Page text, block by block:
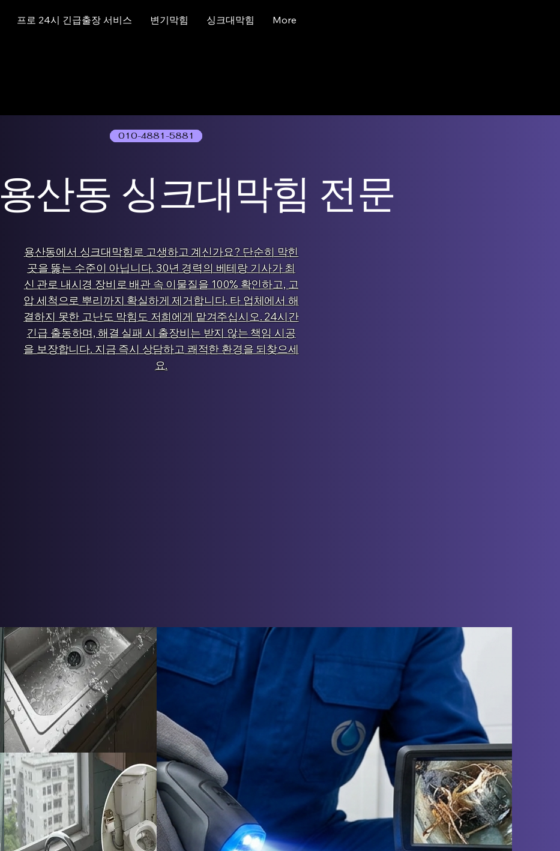
프로 24시 긴급출장 서비스 변기막힘 싱크대막힘 More
01077786631
용산동 싱크대막힘 전문
용산동에서 싱크대막힘로 고생하고 계신가요? 단순히 막힌
곳을 뚫는 수준이 아닙니다. 30년 경력의 베테랑 기사가 최
신 관로 내시경 장비로 배관 속 이물질을 100% 확인하고, 고
압 세척으로 뿌리까지 확실하게 제거합니다. 타 업체에서 해
결하지 못한 고난도 막힘도 저희에게 맡겨주십시오. 24시간
긴급 출동하며, 해결 실패 시 출장비는 받지 않는 책임 시공
을 보장합니다. 지금 즉시 상담하고 쾌적한 환경을 되찾으세
요.
010-4881-5881